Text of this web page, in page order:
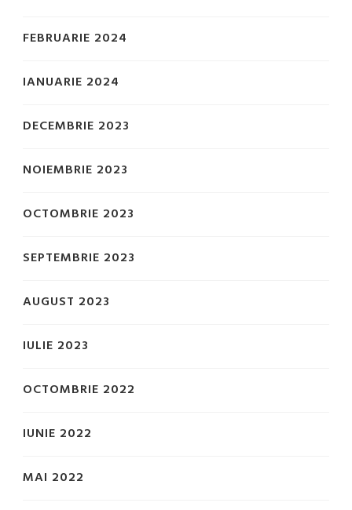
FEBRUARIE 2024
IANUARIE 2024
DECEMBRIE 2023
NOIEMBRIE 2023
OCTOMBRIE 2023
SEPTEMBRIE 2023
AUGUST 2023
IULIE 2023
OCTOMBRIE 2022
IUNIE 2022
MAI 2022